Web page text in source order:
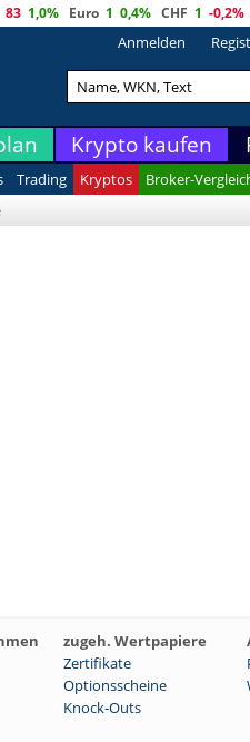
83 1,0% Euro 1 0,4% CHF 1 -0,2%
Anmelden
Krypto kaufen
Trading Kryptos
Broker-
zugeh. Wertpapiere
Zertifikate
Optionsscheine
Knock-Outs